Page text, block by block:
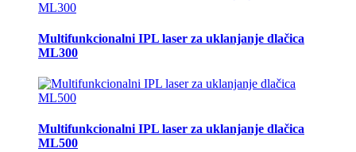
Multifunkcionalni IPL laser za uklanjanje dlačica
ML300
Multifunkcionalni IPL laser za uklanjanje dlačica
ML500